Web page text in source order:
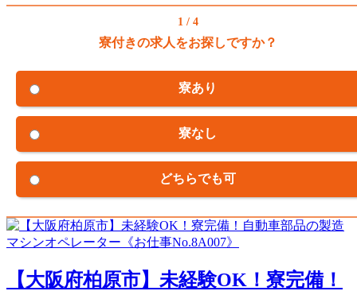
1 / 4
寮付きの求人をお探しですか？
寮あり
寮なし
どちらでも可
【大阪府柏原市】未経験OK！寮完備！